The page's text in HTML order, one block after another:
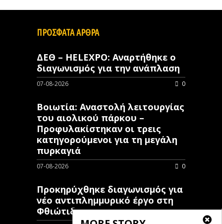
ΠΡΟΣΦΑΤΑ ΑΡΘΡΑ
ΔΕΘ – HELEXPO: Αναρτήθηκε ο
διαγωνισμός για την ανάπλαση
07-08-2026 0
Βοιωτία: Αναστολή λειτουργίας
του αιολικού πάρκου –
Προφυλακίστηκαν οι τρεις
κατηγορούμενοι για τη μεγάλη
πυρκαγιά
07-08-2026 0
Προκηρύχθηκε διαγωνισμός για
νέo αντιπλημμυρικό έργο στη
Φθιώτιδα